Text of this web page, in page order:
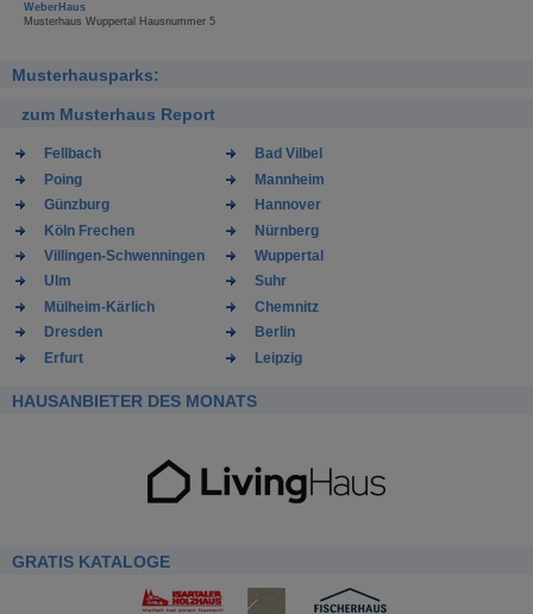
WeberHaus
Musterhaus Wuppertal Hausnummer 5
Musterhausparks:
zum Musterhaus Report
Fellbach
Bad Vilbel
Poing
Mannheim
Günzburg
Hannover
Köln Frechen
Nürnberg
Villingen-Schwenningen
Wuppertal
Ulm
Suhr
Mülheim-Kärlich
Chemnitz
Dresden
Berlin
Erfurt
Leipzig
HAUSANBIETER DES MONATS
GRATIS KATALOGE